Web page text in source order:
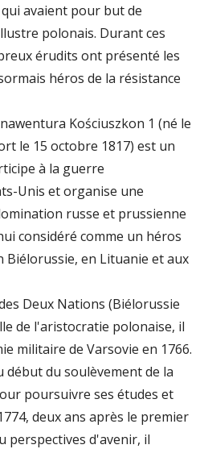
avaient pour but de
polonais. Durant ces
érudits ont présenté les
héros de la résistance
Kościuszkon 1 (né le
le 15 octobre 1817) est un
à la guerre
Unis et organise une
russe et prussienne
considéré comme un héros
Biélorussie, en Lituanie et aux
Deux Nations (Biélorussie
de l'aristocratie polonaise, il
militaire de Varsovie en 1766.
début du soulèvement de la
poursuivre ses études et
deux ans après le premier
perspectives d'avenir, il